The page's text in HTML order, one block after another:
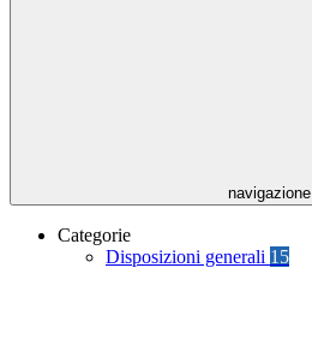
navigazione
Categorie
Disposizioni generali 15